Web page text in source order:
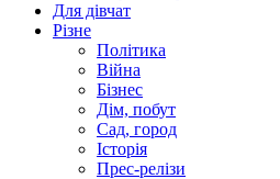
Для дівчат
Різне
Політика
Війна
Бізнес
Дім, побут
Сад, город
Історія
Прес-релізи